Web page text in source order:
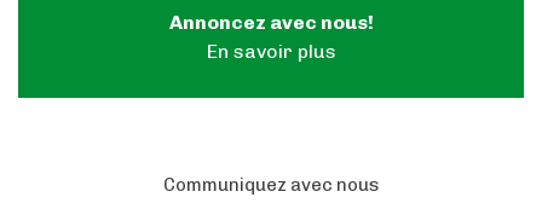
Annoncez avec nous!
En savoir plus
Communiquez avec nous